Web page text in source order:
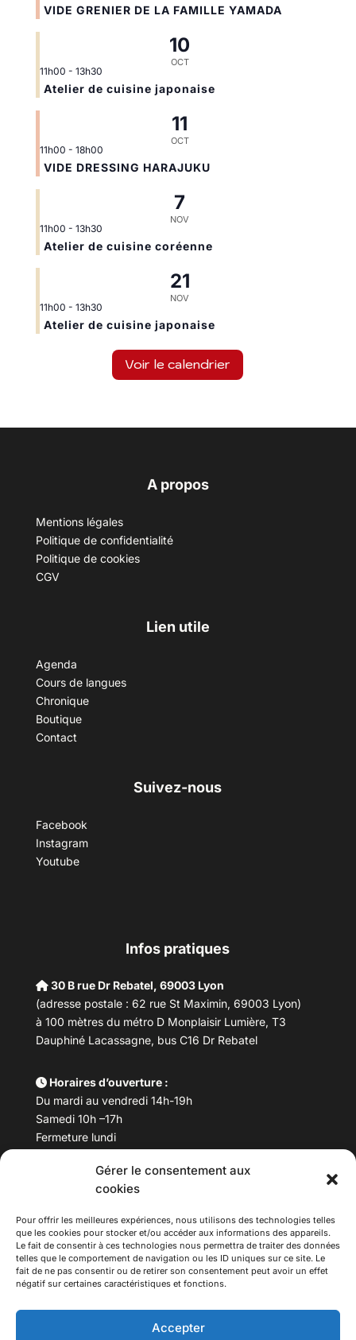
Gérer le consentement aux
cookies
Pour offrir les meilleures expériences, nous utilisons des technologies telles
que les cookies pour stocker et/ou accéder aux informations des appareils.
Le fait de consentir à ces technologies nous permettra de traiter des données
telles que le comportement de navigation ou les ID uniques sur ce site. Le
fait de ne pas consentir ou de retirer son consentement peut avoir un effet
négatif sur certaines caractéristiques et fonctions.
Accepter
VIDE GRENIER DE LA FAMILLE YAMADA
10
OCT
11h00 - 13h30
Atelier de cuisine japonaise
11
OCT
11h00 - 18h00
VIDE DRESSING HARAJUKU
7
NOV
11h00 - 13h30
Atelier de cuisine coréenne
21
NOV
11h00 - 13h30
Atelier de cuisine japonaise
Voir le calendrier
A propos
Mentions légales
Politique de confidentialité
Politique de cookies
CGV
Lien utile
Agenda
Cours de langues
Chronique
Boutique
Contact
Suivez-nous
Facebook
Instagram
Youtube
Infos pratiques
30 B rue Dr Rebatel, 69003 Lyon
(adresse postale : 62 rue St Maximin, 69003 Lyon)
à 100 mètres du métro D Monplaisir Lumière, T3
Dauphiné Lacassagne, bus C16 Dr Rebatel
Horaires d’ouverture :
Du mardi au vendredi 14h-19h
Samedi 10h –17h
Fermeture lundi
Téléphone : 04 78 53 06 40
maisondesculturesasiatiques@asiexpo.com